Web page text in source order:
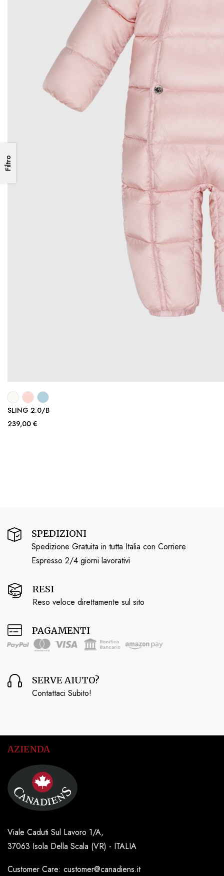
Filtro
SLING 2.0/B
239,00 €
SPEDIZIONI
Spedizione Gratuita in tutta Italia con Corriere
Espresso 2/4 giorni lavorativi
RESI
Reso veloce direttamente sul sito
PAGAMENTI
SERVE AIUTO?
Contattaci Subito!
AZIENDA
Viale Caduti Sul Lavoro 1/A,
37063 Isola Della Scala (VR) - ITALIA
Customer Care: customer@canadiens.it